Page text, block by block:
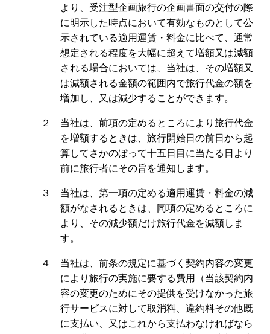
より、受注型企画旅行の企画書面の交付の際
に明示した時点において有効なものとして公
示されている適用運賃・料金に比べて、通常
想定される程度を大幅に超えて増額又は減額
される場合においては、当社は、その増額又
は減額される金額の範囲内で旅行代金の額を
増加し、又は減少することができます。
２ 当社は、前項の定めるところにより旅行代金
を増額するときは、旅行開始日の前日から起
算してさかのぼって十五日目に当たる日より
前に旅行者にその旨を通知します。
３ 当社は、第一項の定める適用運賃・料金の減
額がなされるときは、同項の定めるところに
より、その減少額だけ旅行代金を減額しま
す。
４ 当社は、前条の規定に基づく契約内容の変更
により旅行の実施に要する費用（当該契約内
容の変更のためにその提供を受けなかった旅
行サービスに対して取消料、違約料その他既
に支払い、又はこれから支払わなければなら